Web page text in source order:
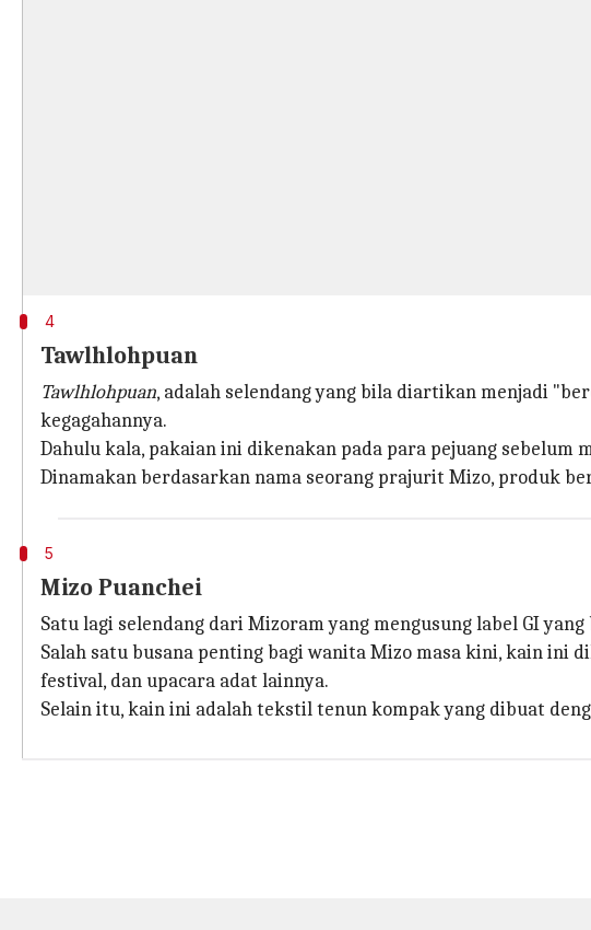
4
Tawlhlohpuan
Tawlhlohpuan, adalah selendang yang bila diartikan menjadi
kegagahannya.
Dahulu kala, pakaian ini dikenakan pada para pejuang sebelum
Dinamakan berdasarkan nama seorang prajurit Mizo, produk
5
Mizo Puanchei
Satu lagi selendang dari Mizoram yang mengusung label GI yang
Salah satu busana penting bagi wanita Mizo masa kini, kain
festival, dan upacara adat lainnya.
Selain itu, kain ini adalah tekstil tenun kompak yang dibuat